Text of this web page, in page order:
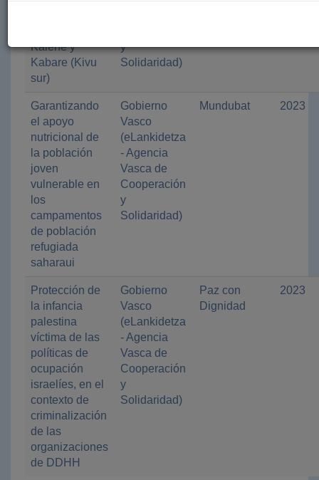
Kalehe y
Kabare (Kivu
sur)
y
Solidaridad)
Garantizando
el apoyo
nutricional de
la población
joven
vulnerable en
los
campamentos
de población
refugiada
saharaui
Gobierno
Vasco
(eLankidetza
- Agencia
Vasca de
Cooperación
y
Solidaridad)
Mundubat 2023
Protección de
la infancia
palestina
víctima de las
políticas de
ocupación
israelíes, en el
contexto de
criminalización
de las
organizaciones
de DDHH
Gobierno
Vasco
(eLankidetza
- Agencia
Vasca de
Cooperación
y
Solidaridad)
Paz con
Dignidad
2023